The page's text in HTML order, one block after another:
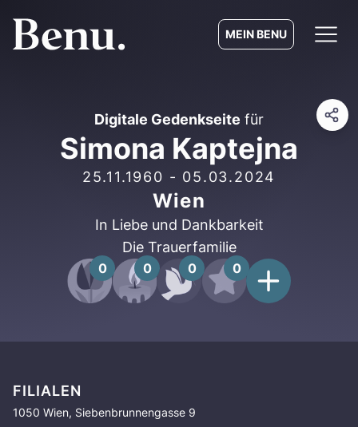
MEIN BENU
Digitale Gedenkseite für
Simona Kaptejna
25.11.1960 - 05.03.2024
Wien
In Liebe und Dankbarkeit
Die Trauerfamilie
0 0 0 0
FILIALEN
1050 Wien, Siebenbrunnengasse 9